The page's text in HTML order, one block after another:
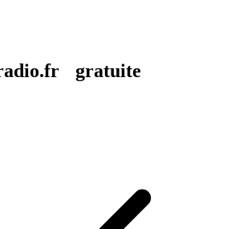
radio.fr gratuite